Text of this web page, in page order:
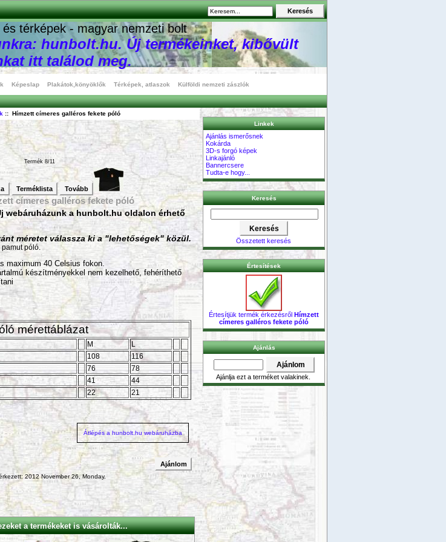
térképek - magyar nemzeti bolt
hunbolt.hu. Új termékeinket, kibővült
itt találod meg.
Képeslap Plakátok,könyöklők Térképek, atlaszok Külföldi nemzeti zászlók
:: Hímzett címeres galléros fekete póló
Termék 8/11
Terméklista Tovább
címeres galléros fekete póló
webáruházunk a hunbolt.hu oldalon érhető
méretet válassza ki a "lehetőségek" közül.
pamut póló.
maximum 40 Celsius fokon.
készítményekkel nem kezelhető, fehéríthető
mérettáblázat
M
L
108
116
76
78
41
44
22 21
Átlépés a hunbolt.hu webáruházba
Ajánlom
2012 November 26, Monday.
a termékeket is vásárolták...
Linkek
Ajánlás ismerősnek
Kokárda
3D-s forgó képek
Linkajánló
Bannercsere
Tudta-e hogy...
Keresés
Összetett keresés
Értesítések
Értesítjük termék érkezésről Hímzett
címeres galléros fekete póló
Ajánlás
Ajánlja ezt a terméket valakinek.